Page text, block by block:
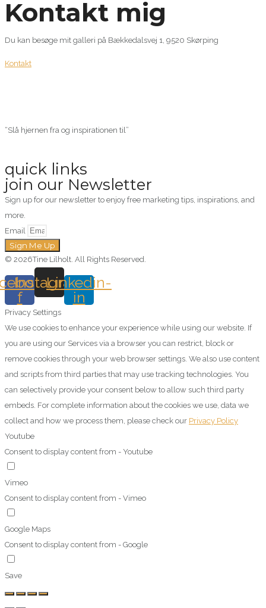
Kontakt mig
Du kan besøge mit galleri på Bækkedalsvej 1, 9520 Skørping
Kontakt
“Slå hjernen fra og inspirationen til”
quick links
join our Newsletter
Sign up for our newsletter to enjoy free marketing tips, inspirations, and
more.
Email
Sign Me Up
© 2026Tine Lilholt. All Rights Reserved.
f
Instagram
Linkedin-
in
Privacy Settings
We use cookies to enhance your experience while using our website. If
you are using our Services via a browser you can restrict, block or
remove cookies through your web browser settings. We also use content
and scripts from third parties that may use tracking technologies. You
can selectively provide your consent below to allow such third party
embeds. For complete information about the cookies we use, data we
collect and how we process them, please check our Privacy Policy
Youtube
Consent to display content from - Youtube
Vimeo
Consent to display content from - Vimeo
Google Maps
Consent to display content from - Google
Save